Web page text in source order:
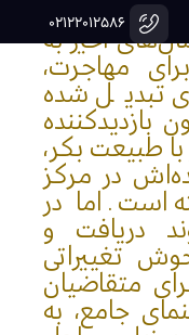
02122012586
اخیر به
مهاجرت،
تبدیل شده
از 6 میلیون بازدیدکننده
طبیعت بکر،
در مرکز
است. اما در
روند دریافت و
تغییراتی
متقاضیان
جامع، به